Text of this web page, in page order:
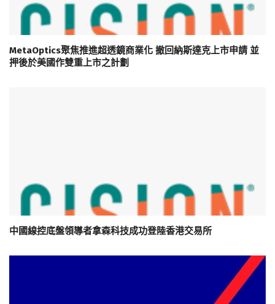
MetaOptics聚焦推進超透鏡商業化 撤回納斯達克上市申請 並
押後於美國作雙重上市之計劃
中國線控底盤領導者拿森科技成功登陸香港交易所